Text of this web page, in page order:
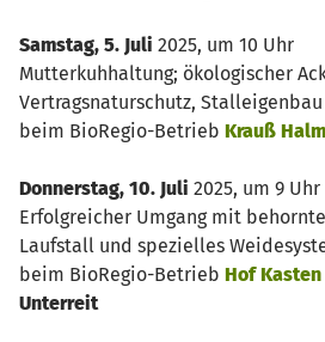
Samstag, 5. Juli 2025, um 10 Uhr
Mutterkuhhaltung; ökologischer
Vertragsnaturschutz, Stalleigenbau
beim BioRegio-Betrieb Krauß
Donnerstag, 10. Juli 2025, um 9 Uhr
Erfolgreicher Umgang mit
Laufstall und spezielles
beim BioRegio-Betrieb Hof
Unterreit